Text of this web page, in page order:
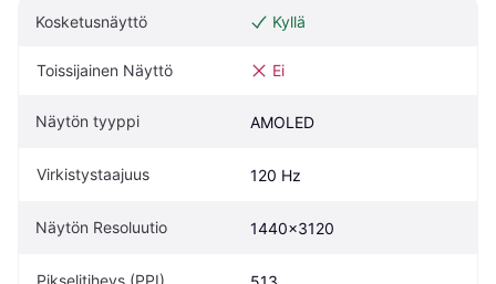
Kosketusnäyttö Kyllä
Toissijainen Näyttö Ei
Näytön tyyppi AMOLED
Virkistystaajuus 120 Hz
Näytön Resoluutio 1440x3120
Pikselitiheys (PPI)